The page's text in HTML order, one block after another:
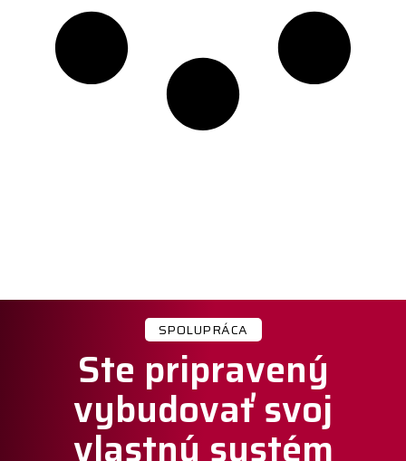
SPOLUPRÁCA
Ste pripravený
vybudovať svoj